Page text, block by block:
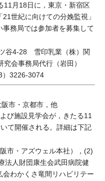
月18日に，東京・新宿区
世紀に向けての分娩監視」
務局では参加者を募集して
谷4-28 雪印乳業（株）関
会事務局代行（岩田）
3226-3074
市・京都市，他
び施設見学会が，きたる11
て開催される。詳細は下記
市・アズウェル本社），(2)
法人財団康生会武田病院健
わかくさ竜間リハビリテー